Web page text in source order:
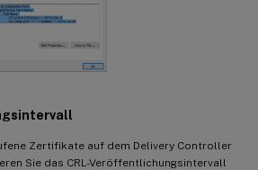
Zertifikate auf dem Delivery Controller
Sie das CRL-Veröffentlichungsintervall